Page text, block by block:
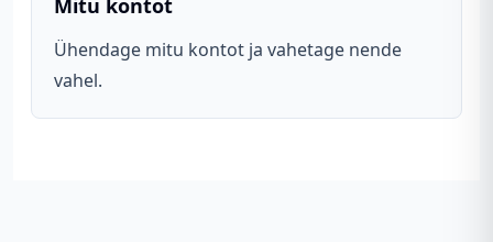
Mitu kontot
Ühendage mitu kontot ja vahetage nende
vahel.